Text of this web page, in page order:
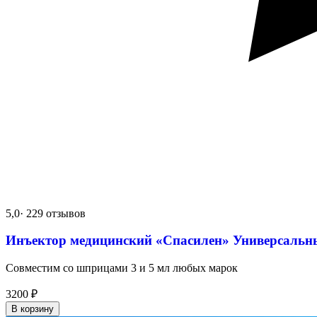
5,0· 229 отзывов
Инъектор медицинский «Спасилен»
Совместим со шприцами 3 и 5 мл любых марок
3200 ₽
В корзину